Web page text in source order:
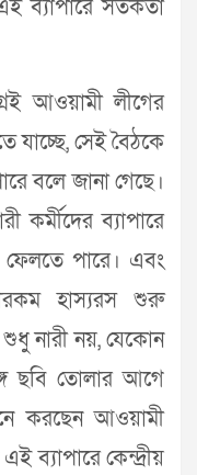
ব্যাপারে সতর্কতা
আওয়ামী লীগের
যাচ্ছে, সেই বৈঠকে
বলে জানা গেছে।
কর্মীদের ব্যাপারে
ফেলতে পারে। এবং
হাস্যরস শুরু
শুধু নারী নয়, যেকোন
ছবি তোলার আগে
করছেন আওয়ামী
ব্যাপারে কেন্দ্রীয়